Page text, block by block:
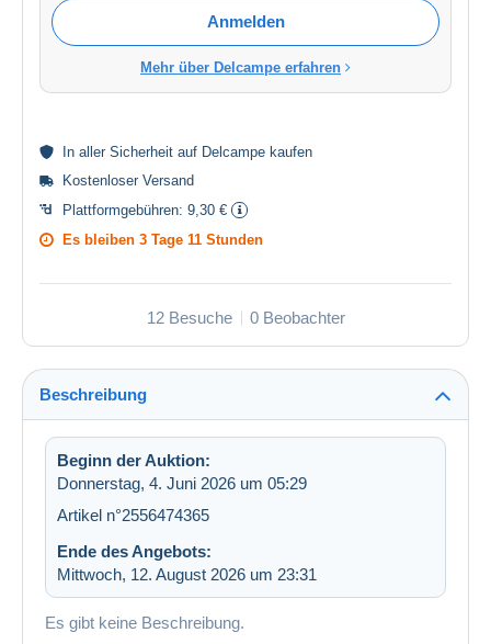
Anmelden
Mehr über Delcampe erfahren
In aller Sicherheit auf Delcampe kaufen
Kostenloser Versand
Plattformgebühren: 9,30 €
Es bleiben 3 Tage 11 Stunden
12 Besuche 0 Beobachter
Beschreibung
Beginn der Auktion:
Donnerstag, 4. Juni 2026 um 05:29
Artikel n°2556474365
Ende des Angebots:
Mittwoch, 12. August 2026 um 23:31
Es gibt keine Beschreibung.